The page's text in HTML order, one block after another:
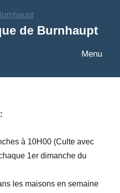
de Burnhaupt
Menu
à 10H00 (Culte avec
1er dimanche du
les maisons en semaine